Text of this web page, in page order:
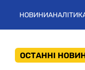
НОВИНИ
ОСТАННІ